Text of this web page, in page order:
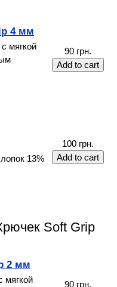
4 мм
мягкой
90 грн.
13%
100 грн.
Soft Grip
2 мм
мягкой 90 грн.